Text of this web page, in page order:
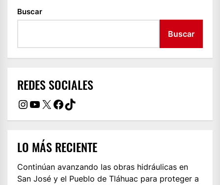
Buscar
Buscar
REDES SOCIALES
Instagram
YouTube
X Facebook
TikTok
LO MÁS RECIENTE
Continúan avanzando las obras hidráulicas en
San José y el Pueblo de Tláhuac para proteger a